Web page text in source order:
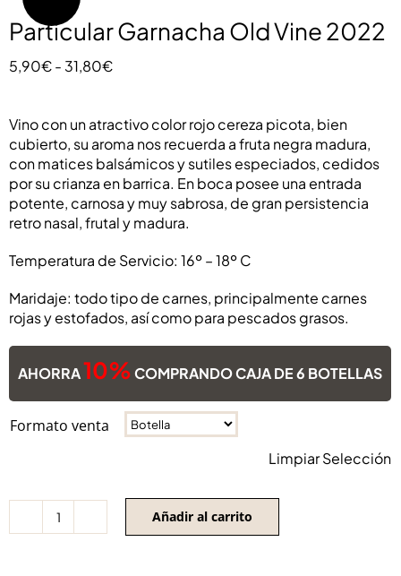
Particular Garnacha Old Vine 2022
5,90€- 31,80€Rango
desde
5,90€
hasta
31,80€
Vino con un atractivo color rojo cereza picota, bien
cubierto, su aroma nos recuerda a fruta negra madura,
con matices balsámicos y sutiles especiados, cedidos
por su crianza en barrica. En boca posee una entrada
potente, carnosa y muy sabrosa, de gran persistencia
retro nasal, frutal y madura.
Temperatura de Servicio: 16º – 18º C
Maridaje: todo tipo de carnes, principalmente carnes
rojas y estofados, así como para pescados grasos.
AHORRA10%COMPRANDO CAJA DE 6 BOTELLAS
Formato venta
Limpiar Selección
Particular
Añadir al carrito